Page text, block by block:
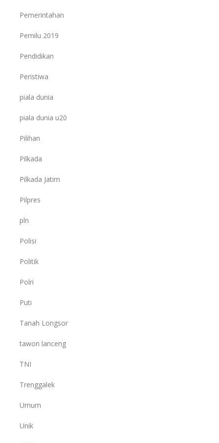
Pemerintahan
Pemilu 2019
Pendidikan
Peristiwa
piala dunia
piala dunia u20
Pilihan
Pilkada
Pilkada Jatim
Pilpres
pln
Polisi
Politik
Polri
Puti
Tanah Longsor
tawon lanceng
TNI
Trenggalek
Umum
Unik